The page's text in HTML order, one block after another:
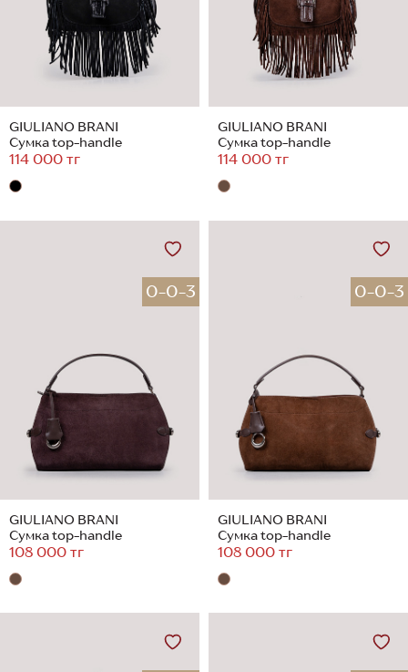
GIULIANO BRANI
Сумка top-handle
114 000 тг
GIULIANO BRANI
Сумка top-handle
114 000 тг
0-0-3
GIULIANO BRANI
Сумка top-handle
108 000 тг
0-0-3
GIULIANO BRANI
Сумка top-handle
108 000 тг